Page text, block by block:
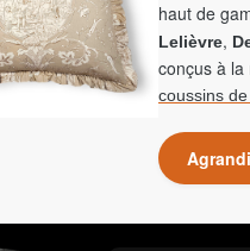
haut de
Lelièvre,
conçus à
coussins